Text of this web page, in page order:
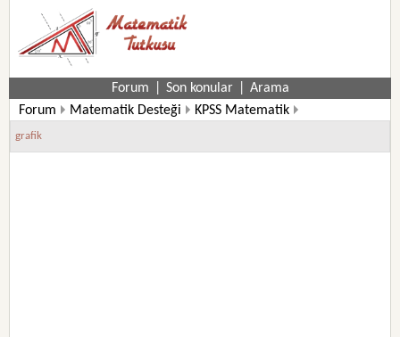
Forum Son konular
Arama
Forum
Matematik Desteği KPSS Matematik
grafik